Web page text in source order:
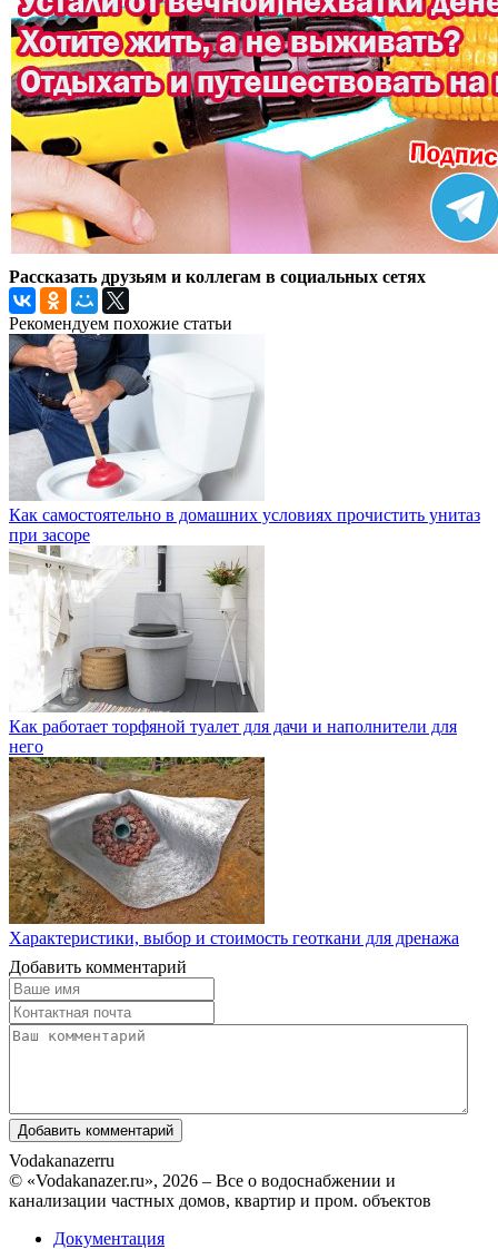
Рассказать друзьям и коллегам в социальных сетях
Рекомендуем похожие статьи
Как самостоятельно в домашних условиях прочистить унитаз
при засоре
Как работает торфяной туалет для дачи и наполнители для
него
Характеристики, выбор и стоимость геоткани для дренажа
Добавить комментарий
Vodakanazerru
© «Vodakanazer.ru», 2026 – Все о водоснабжении и
канализации частных домов, квартир и пром. объектов
Документация